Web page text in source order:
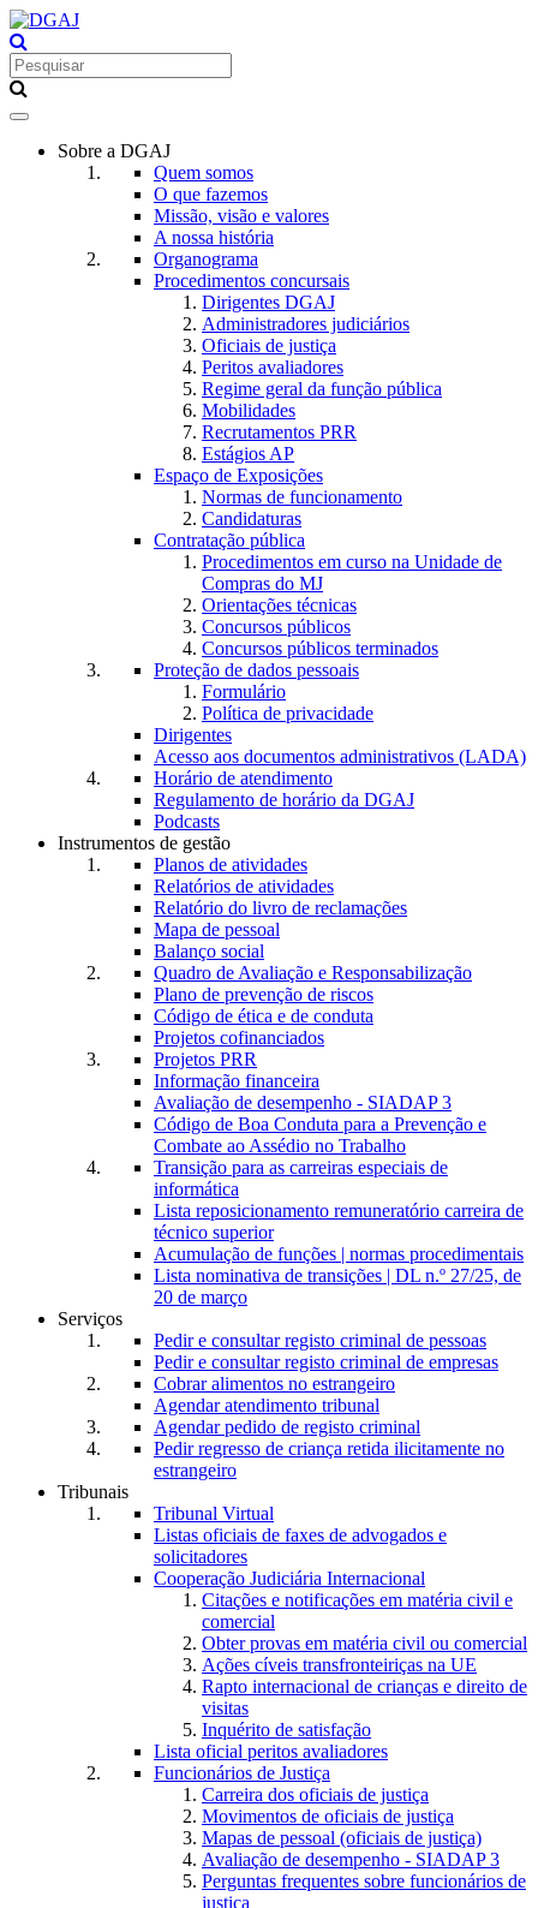
Toggle
navigationSobre a DGAJ
Quem somos
O que fazemos
Missão, visão e valores
A nossa história
Organograma
Procedimentos concursais
Dirigentes DGAJ
Administradores judiciários
Oficiais de justiça
Peritos avaliadores
Regime geral da função pública
Mobilidades
Recrutamentos PRR
Estágios AP
Espaço de Exposições
Normas de funcionamento
Candidaturas
Contratação pública
Procedimentos em curso na Unidade de
Compras do MJ
Orientações técnicas
Concursos públicos
Concursos públicos terminados
Proteção de dados pessoais
Formulário
Política de privacidade
Dirigentes
Acesso aos documentos administrativos (LADA)
Horário de atendimento
Regulamento de horário da DGAJ
Podcasts
Instrumentos de gestão
Planos de atividades
Relatórios de atividades
Relatório do livro de reclamações
Mapa de pessoal
Balanço social
Quadro de Avaliação e Responsabilização
Plano de prevenção de riscos
Código de ética e de conduta
Projetos cofinanciados
Projetos PRR
Informação financeira
Avaliação de desempenho - SIADAP 3
Código de Boa Conduta para a Prevenção e
Combate ao Assédio no Trabalho
Transição para as carreiras especiais de
informática
Lista reposicionamento remuneratório carreira de
técnico superior
Acumulação de funções | normas procedimentais
Lista nominativa de transições | DL n.º 27/25, de
20 de março
Serviços
Pedir e consultar registo criminal de pessoas
Pedir e consultar registo criminal de empresas
Cobrar alimentos no estrangeiro
Agendar atendimento tribunal
Agendar pedido de registo criminal
Pedir regresso de criança retida ilicitamente no
estrangeiro
Tribunais
Tribunal Virtual
Listas oficiais de faxes de advogados e
solicitadores
Cooperação Judiciária Internacional
Citações e notificações em matéria civil e
comercial
Obter provas em matéria civil ou comercial
Ações cíveis transfronteiriças na UE
Rapto internacional de crianças e direito de
visitas
Inquérito de satisfação
Lista oficial peritos avaliadores
Funcionários de Justiça
Carreira dos oficiais de justiça
Movimentos de oficiais de justiça
Mapas de pessoal (oficiais de justiça)
Avaliação de desempenho - SIADAP 3
Perguntas frequentes sobre funcionários de
justiça